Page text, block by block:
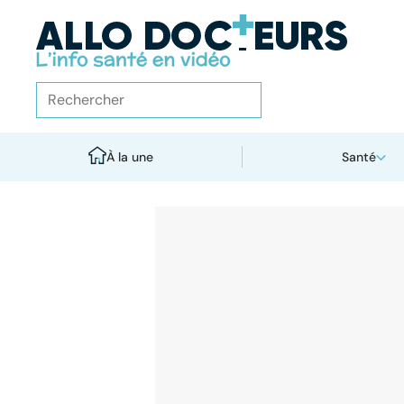
À la une Santé